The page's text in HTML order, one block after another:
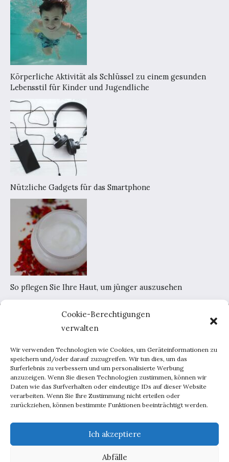
Cookie-Berechtigungen
verwalten
Wir verwenden Technologien wie Cookies, um Geräteinformationen zu
speichern und/oder darauf zuzugreifen. Wir tun dies, um das
Surferlebnis zu verbessern und um personalisierte Werbung
anzuzeigen. Wenn Sie diesen Technologien zustimmen, können wir
Daten wie das Surfverhalten oder eindeutige IDs auf dieser Website
verarbeiten. Wenn Sie Ihre Zustimmung nicht erteilen oder
zurückziehen, können bestimmte Funktionen beeinträchtigt werden.
Ich akzeptiere
Abfälle
Körperliche Aktivität als Schlüssel zu einem gesunden
Lebensstil für Kinder und Jugendliche
Nützliche Gadgets für das Smartphone
So pflegen Sie Ihre Haut, um jünger auszusehen
Home
Portal-Werbung
Kontakt
Haus und Garten
Beratung
Inspirationen
Männchen